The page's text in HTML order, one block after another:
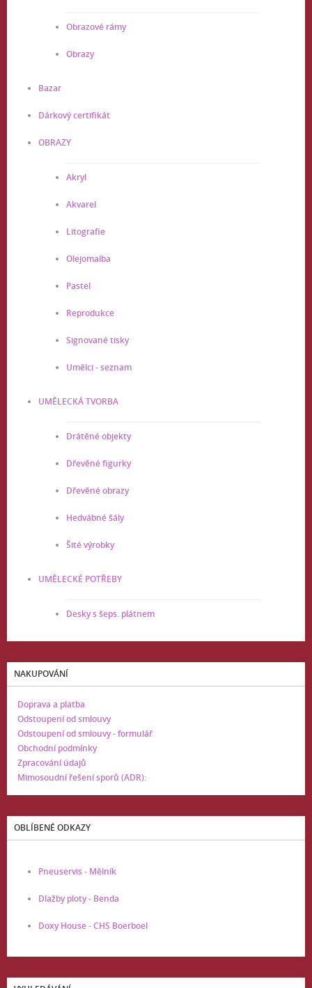
Obrazové rámy
Obrazy
Bazar
Dárkový certifikát
OBRAZY
Akryl
Akvarel
Litografie
Olejomalba
Pastel
Reprodukce
Signované tisky
Umělci - seznam
UMĚLECKÁ TVORBA
Drátěné objekty
Dřevěné figurky
Dřevěné obrazy
Hedvábné šály
Šité výrobky
UMĚLECKÉ POTŘEBY
Desky s šeps. plátnem
NAKUPOVÁNÍ
Doprava a platba
Odstoupení od smlouvy
Odstoupení od smlouvy - formulář
Obchodní podmínky
Zpracování údajů
Mimosoudní řešení sporů (ADR):
OBLÍBENÉ ODKAZY
Pneuservis - Mělník
Dlažby ploty - Benda
Doxy House - CHS Boerboel